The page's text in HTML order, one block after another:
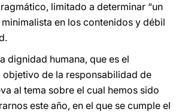
limitado a determinar “un
minimalista en los contenidos y débil
dignidad humana, que es el
objetivo de la responsabilidad de
al tema sobre el cual hemos sido
este año, en el que se cumple el